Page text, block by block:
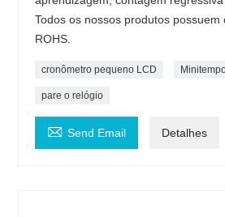
Todos os nossos produtos possuem
ROHS.
cronômetro pequeno LCD
pare o relógio
 Send Email Detalhes